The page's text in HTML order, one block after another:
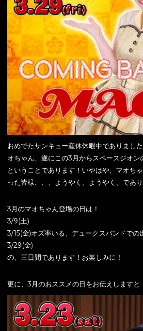
おめでたサンキュー産休休暇中でありまし
オちゃん、遂にこの3月からスペースジオン
ということであります！いやはや、マオち
った皆様、、、ようやく、ようやく、であ
3月のマオちゃん登場の日は！
3/9(土)
3/15(金)オズ率いる、デュークスバンドでの
3/29(金)
の、三日間であります！お楽しみに！
更に、3月のおススメの日をお伝えしますと